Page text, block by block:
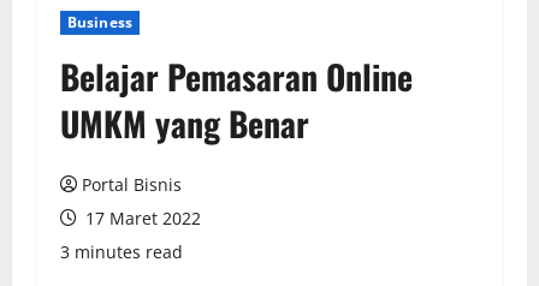
Business
Belajar Pemasaran Online
UMKM yang Benar
Portal Bisnis
17 Maret 2022
3 minutes read